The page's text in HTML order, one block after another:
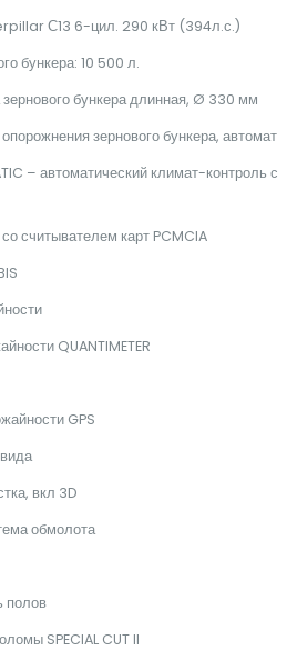
С13 6-цил. 290 кВт (394л.с.)
бункера: 10 500 л.
бункера длинная, Ø 330 мм
зернового бункера, автомат
– автоматический климат-контроль с
считывателем карт PCMCIA
QUANTIMETER
GPS
вкл 3D
обмолота
полов
SPECIAL CUT II